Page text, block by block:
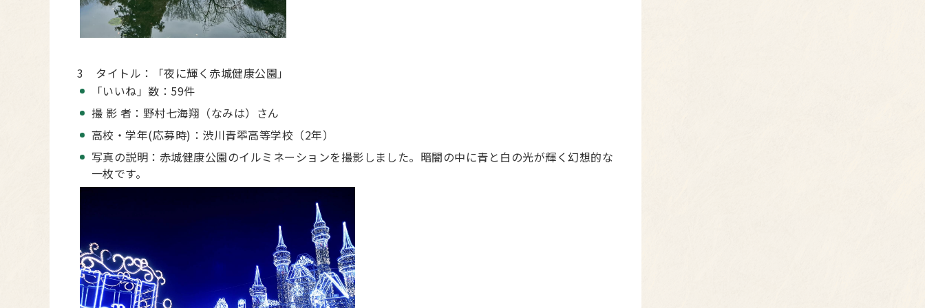
3 タイトル：「夜に輝く赤城健康公園」
「いいね」数：59件
撮 影 者：野村七海翔（なみは）さん
高校・学年(応募時)：渋川青翆高等学校（2年）
写真の説明：赤城健康公園のイルミネーションを撮影しました。暗闇の中に青と白の光が輝く幻想的な
一枚です。